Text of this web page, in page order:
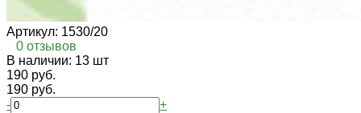
Артикул: 1530/20
0 отзывов
В наличии: 13 шт
190 руб.
190 руб.
-
+